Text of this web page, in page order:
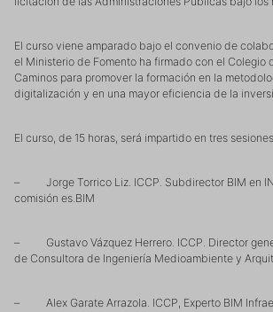
El curso viene amparado bajo el convenio de
el Ministerio de Fomento ha firmado con el Colegio
Caminos para promover la formación en la
digitalización y en una mayor eficiencia de la
El curso, de 15 horas, será impartido en tres
– Jorge Torrico Liz. ICCP. Subdirector BIM en
comisión es.BIM
– Gustavo Vázquez Herrero. ICCP. Director
de Consultora de Ingeniería Medioambiente y
– Alex Garate Arrazola. ICCP, Experto BIM